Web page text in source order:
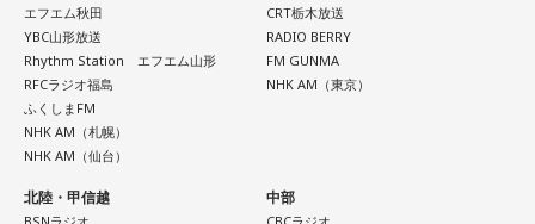
【今日の一言メッセージ】
もしあなたが、ご自身の人生に対して退屈だとお感じになっ
ているのであれば、それは何度も同じことを繰り返している
からではないでしょうか？ あなたの人生を輝かしいものだと
捉えるために、新しいことに挑戦してみましょう。最初は、
不安に思ったり、上手くいかなくてじれったく感じたりする
学校の友達とそのドラマの話で盛り上がるので内容を忘れた
り他とごっちゃになってしまうこともなかったし。
あまりに情報量が多い今は、まとめて一気見するほうがいい
かも。（でもラジオでリアルタイムの感想をネタにできない
のがネック）
ヒットした昼の連続ドラマ。全60話の壮絶な愛憎劇！
エフエム秋田
YBC山形放送
Rhythm Station エフエム山形
RFCラジオ福島
ふくしまFM
NHK AM（札幌）
NHK AM（仙台）
CRT栃木放送
RADIO BERRY
FM GUNMA
NHK AM（東京）
北陸・甲信越 中部